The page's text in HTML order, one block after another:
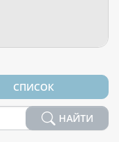
СПИСОК
НАЙТИ